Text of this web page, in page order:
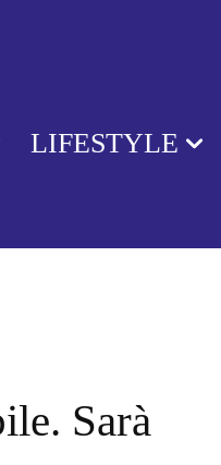
LIFESTYLE
Sarà